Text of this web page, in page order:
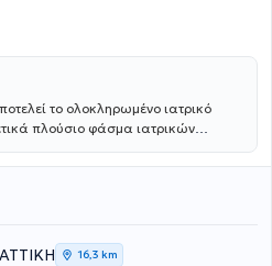
το ολοκληρωμένο ιατρικό
πλούσιο φάσμα ιατρικών
κυστεοσκόπησης, τη
για κάθε ανάγκη.
16,3 km